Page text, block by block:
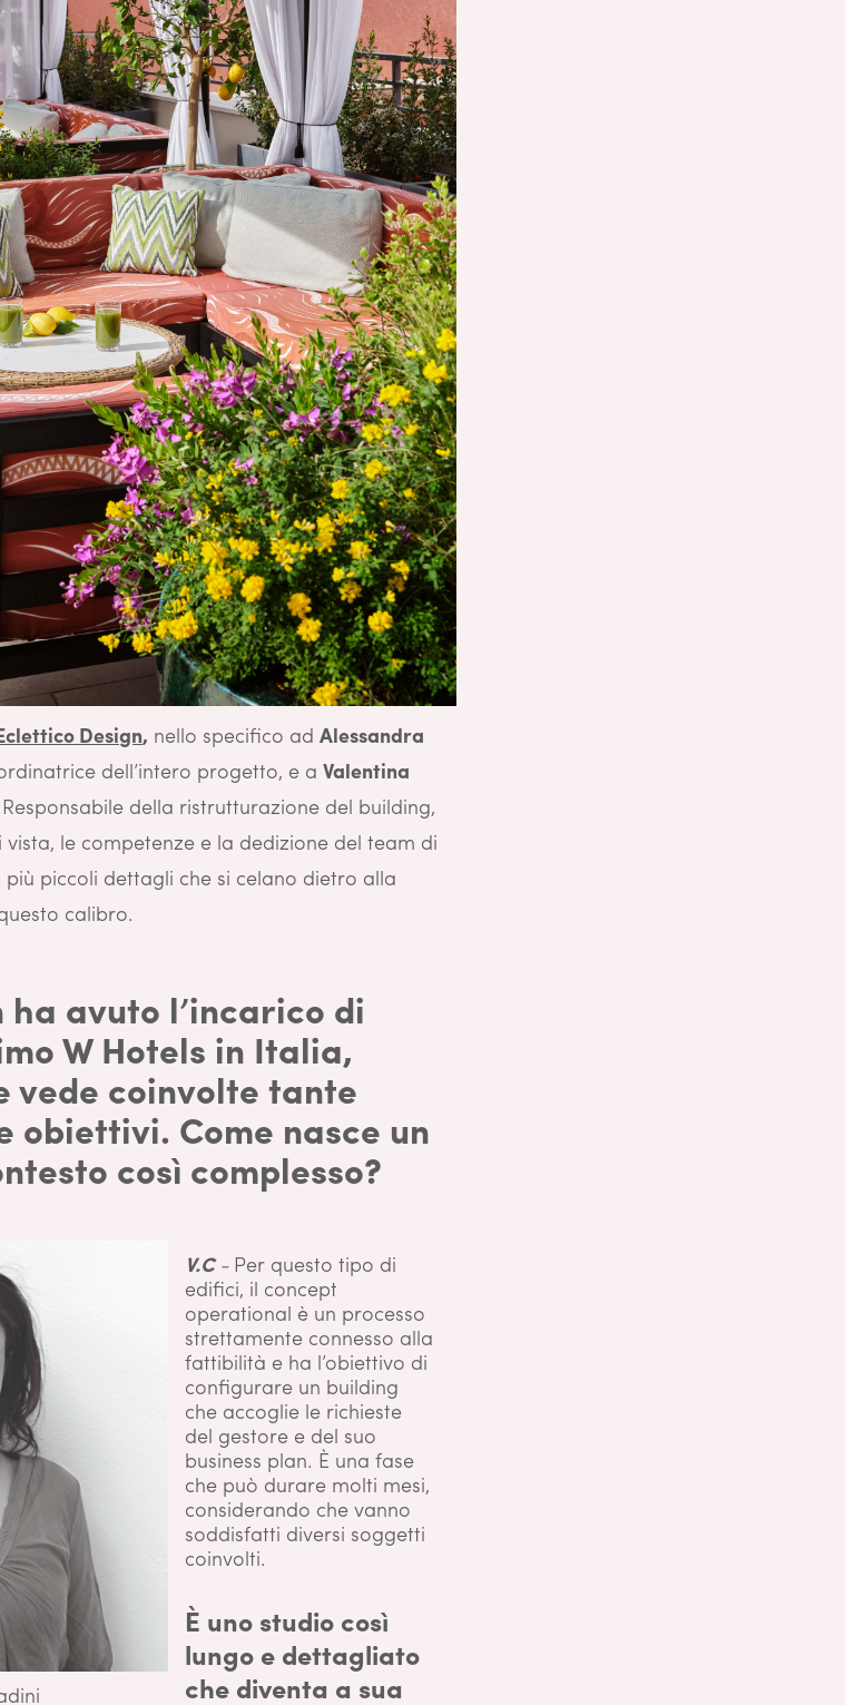
Design, nello specifico adAlessandra
dell’intero progetto, e aValentina
della ristrutturazione del building,
le competenze e la dedizione del team di
piccoli dettagli che si celano dietro alla
calibro.
avuto l’incarico di
W Hotels in Italia,
vede coinvolte tante
obiettivi. Come nasce un
così complesso?
V.C- Per questo tipo di
edifici, il concept
operational è un processo
strettamente connesso alla
fattibilità e ha l’obiettivo di
configurare un building
che accoglie le richieste
del gestore e del suo
business plan. È una fase
che può durare molti mesi,
considerando che vanno
soddisfatti diversi soggetti
coinvolti.
È uno studio così
lungo e dettagliato
che diventa a sua